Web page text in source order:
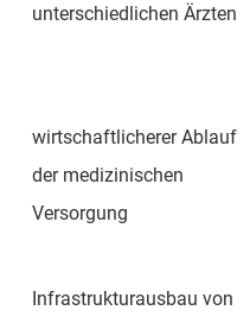
unterschiedlichen Ärzten
wirtschaftlicherer Ablauf
der medizinischen
Versorgung
Infrastrukturausbau von